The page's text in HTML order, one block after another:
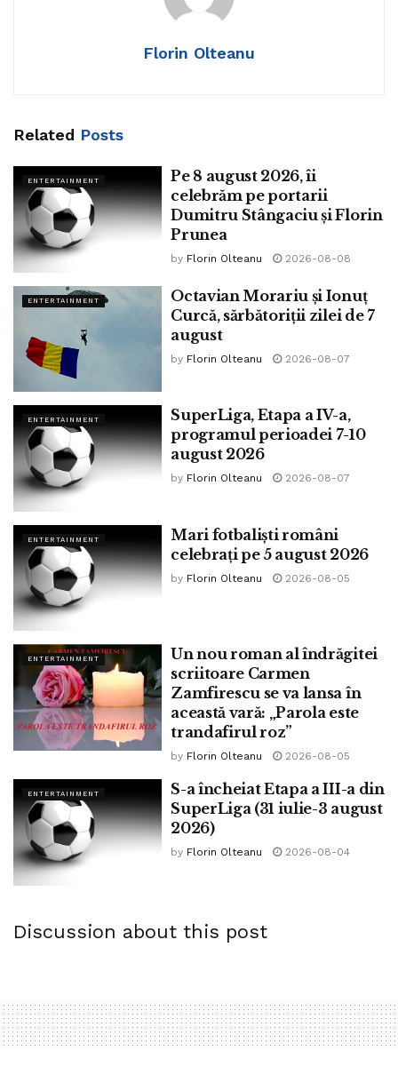
Florin Olteanu
Related Posts
ENTERTAINMENT
Pe 8 august 2026, îi
celebrăm pe portarii
Dumitru Stângaciu și Florin
Prunea
by Florin Olteanu 2026-08-08
ENTERTAINMENT
Octavian Morariu și Ionuț
Curcă, sărbătoriții zilei de 7
august
by Florin Olteanu 2026-08-07
ENTERTAINMENT
SuperLiga, Etapa a IV-a,
programul perioadei 7-10
august 2026
by Florin Olteanu 2026-08-07
ENTERTAINMENT
Mari fotbaliști români
celebrați pe 5 august 2026
by Florin Olteanu 2026-08-05
ENTERTAINMENT
Un nou roman al îndrăgitei
scriitoare Carmen
Zamfirescu se va lansa în
această vară: „Parola este
trandafirul roz”
by Florin Olteanu 2026-08-05
ENTERTAINMENT
S-a încheiat Etapa a III-a din
SuperLiga (31 iulie-3 august
2026)
by Florin Olteanu 2026-08-04
Discussion about this post